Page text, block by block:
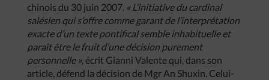
chinois du 30 juin 2007. « L’initiative du cardinal
salésien qui s’offre comme garant de l’interprétation
exacte d’un texte pontifical semble inhabituelle et
paraît être le fruit d’une décision purement
personnelle », écrit Gianni Valente qui, dans son
article, défend la décision de Mgr An Shuxin. Celui-